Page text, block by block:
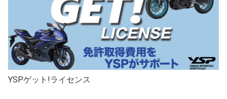
YSPゲット!ライセンス